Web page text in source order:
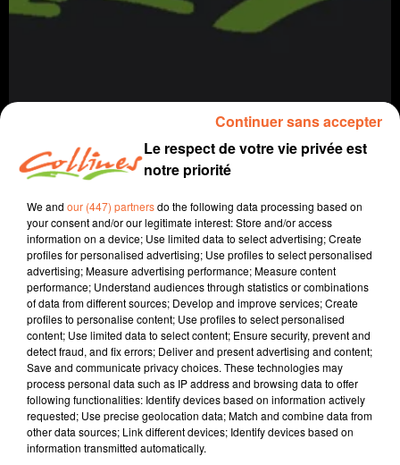
infos sports
24 octobre 2021 - 36 min 51 sec
SPORT MATIN DIMANCHE DU 24 OCTOBRE
Vincent
L'infos près de chez vous
football, basketball, handball, rugby.
Le respect de votre vie privée est
notre priorité
We and our (447) partnersdo the following data processing based on
your consent and/or our legitimate interest: Store and/or access
information on a device; Use limited data to select advertising; Create
profiles for personalised advertising; Use profiles to select personalised
advertising; Measure advertising performance; Measure content
performance; Understand audiences through statistics or combinations
of data from different sources; Develop and improve services; Create
profiles to personalise content; Use profiles to select personalised
content; Use limited data to select content; Ensure security, prevent and
detect fraud, and fix errors; Deliver and present advertising and content;
Save and communicate privacy choices. These technologies may
process personal data such as IP address and browsing data to offer
following functionalities: Identify devices based on information actively
requested; Use precise geolocation data; Match and combine data from
other data sources; Link different devices; Identify devices based on
information transmitted automatically.
Continuer sans accepter